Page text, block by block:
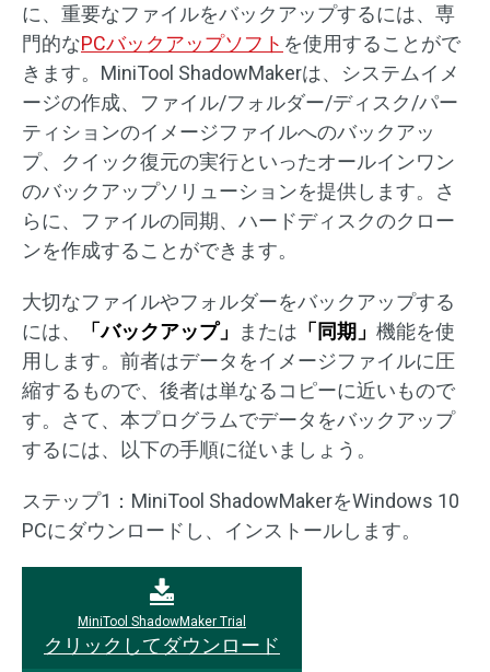
に、重要なファイルをバックアップするには、専
門的なPCバックアップソフト を使用することがで
きます。MiniTool ShadowMakerは、システムイメ
ージの作成、ファイル/フォルダー/ディスク/パー
ティションのイメージファイルへのバックアッ
プ、クイック復元の実行といったオールインワン
のバックアップソリューションを提供します。さ
らに、ファイルの同期、ハードディスクのクロー
ンを作成することができます。
大切なファイルやフォルダーをバックアップする
には、
「バックアップ」 または 「同期」 機能を使
用します。前者はデータをイメージファイルに圧
縮するもので、後者は単なるコピーに近いもので
す。さて、本プログラムでデータをバックアップ
するには、以下の手順に従いましょう。
ステップ1：MiniTool ShadowMakerをWindows 10
PCにダウンロードし、インストールします。
MiniTool ShadowMaker Trial
クリックしてダウンロード